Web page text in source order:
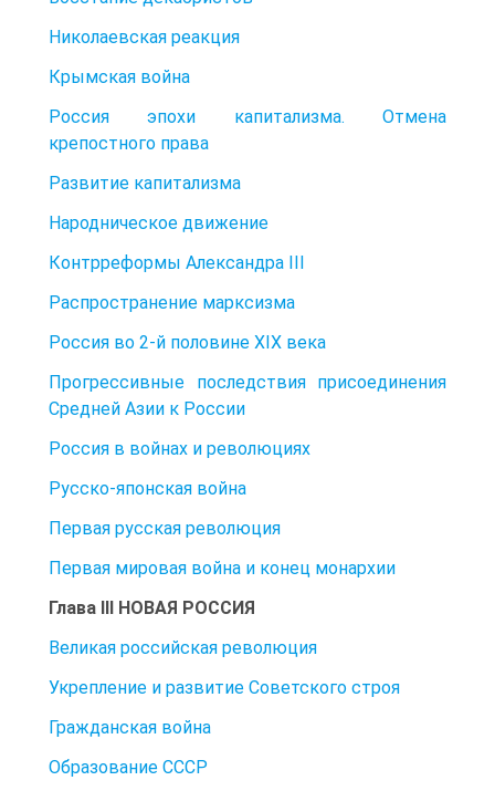
Николаевская реакция
Крымская война
Россия эпохи капитализма. Отмена
крепостного права
Развитие капитализма
Народническое движение
Контрреформы Александра III
Распространение марксизма
Россия во 2-й половине XIX века
Прогрессивные последствия присоединения
Средней Азии к России
Россия в войнах и революциях
Русско-японская война
Первая русская революция
Первая мировая война и конец монархии
Глава III НОВАЯ РОССИЯ
Великая российская революция
Укрепление и развитие Советского строя
Гражданская война
Образование СССР